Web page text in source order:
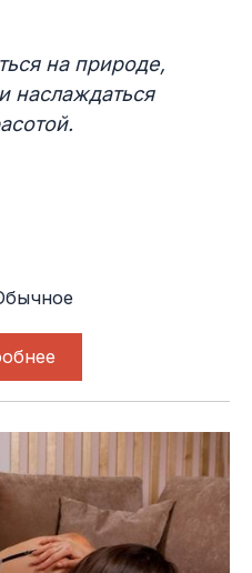
на природе,
наслаждаться